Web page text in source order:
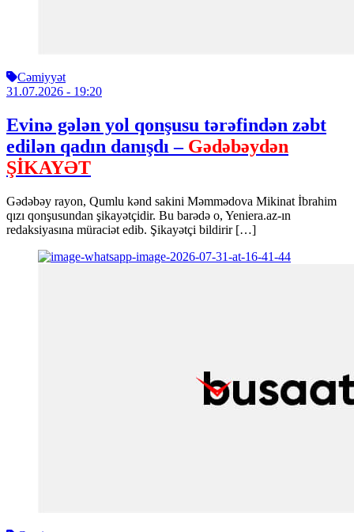
Cəmiyyət
31.07.2026 - 19:20
Evinə gələn yol qonşusu tərəfindən zəbt
edilən qadın danışdı – Gədəbəydən
ŞİKAYƏT
Gədəbəy rayon, Qumlu kənd sakini Məmmədova Mikinat İbrahim
qızı qonşusundan şikayətçidir. Bu barədə o, Yeniera.az-ın
redaksiyasına müraciət edib. Şikayətçi bildirir […]